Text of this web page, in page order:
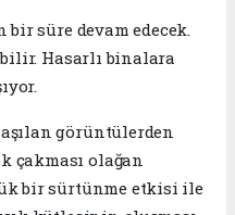
bir süre devam edecek.
Hasarlı binalara
görüntülerden
çakması olağan
bir sürtünme etkisi ile